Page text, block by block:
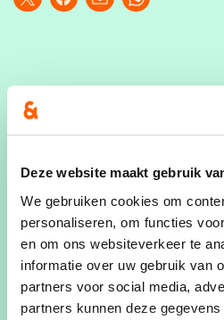
Deze website maakt gebruik
We gebruiken cookies om
personaliseren, om functies
en om ons websiteverkeer te
informatie over uw gebruik van
partners voor social media,
partners kunnen deze
Onze nieuwjaarsreceptie
31 januari 2026 vanaf 19u00
kantine van KVV Duffel,
De gastspreker is federaal
burgemeester van Puurs-
voormalig minister in de
Van den Heuvel